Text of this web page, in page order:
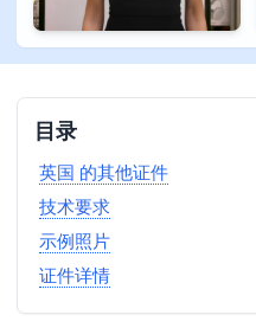
目录
英国 的其他证件
技术要求
示例照片
证件详情